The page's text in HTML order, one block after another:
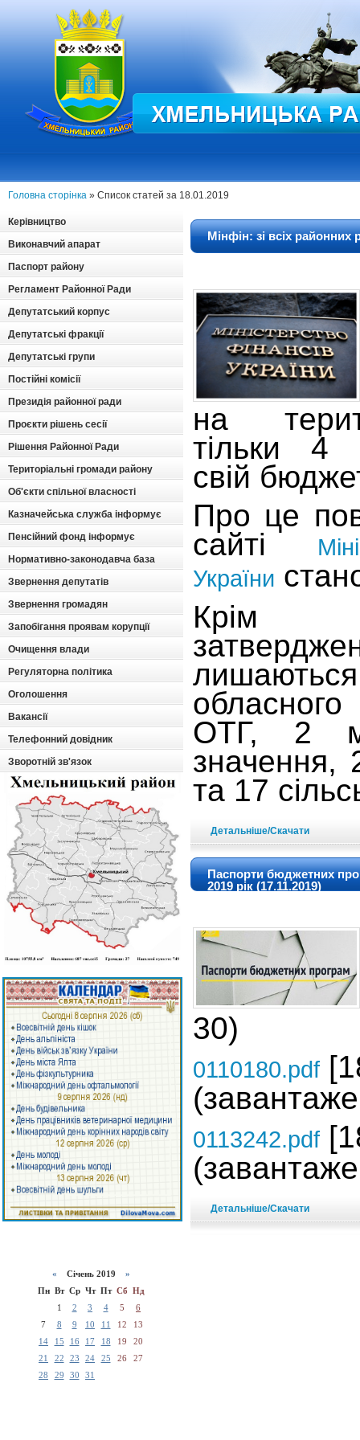
Головна сторінка » Список статей за 18.01.2019
Керівництво
Виконавчий апарат
Паспорт району
Регламент Районної Ради
Депутатський корпус
Депутатські фракції
Депутатські групи
Постійні комісії
Президія районної ради
Проєкти рішень сесії
Рішення Районної Ради
Територіальні громади району
Об'єкти спільної власності
Казначейська служба інформує
Пенсійний фонд інформує
Нормативно-законодавча база
Звернення депутатів
Звернення громадян
Запобігання проявам корупції
Очищення влади
Регуляторна політика
Оголошення
Вакансії
Телефонний довідник
Зворотній зв'язок
« Січень 2019 »
Пн Вт Ср Чт Пт Сб Нд
1
2 3 4 5
6
7
8 9 10 11 12
13
14
15 16 17 18 19
20
21
22 23 24 25 26
27
28
29 30 31
Мінфін: зі всіх
на
тільки 4
свій
Про це
сайті
України
Крім
ОТГ, 2
значення,
та 17
Детальніше/Скачати
Паспорти бюджетних
2019 рік (17.11.2019)
30)
0110180.pdf
0113242.pdf
Детальніше/Скачати